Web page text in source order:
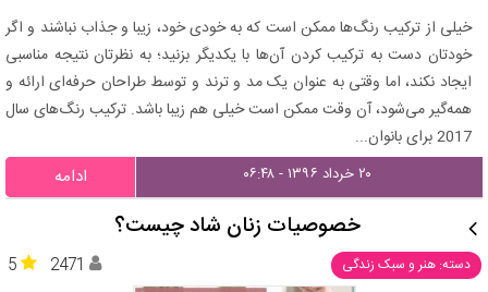
خیلی از ترکیب رنگ‌ها ممکن است که به خودی خود، زیبا و جذاب نباشند و اگر
خودتان دست به ترکیب کردن آن‌ها با یکدیگر بزنید؛ به نظرتان نتیجه مناسبی
ایجاد نکند، اما وقتی به عنوان یک مد و ترند و توسط طراحان حرفه‌ای ارائه و
همه‌گیر می‌شود، آن وقت ممکن است خیلی هم زیبا باشد. ترکیب رنگ‌های سال
2017 برای بانوان...
۲۰ خرداد ۱۳۹۶ - ۰۶:۴۸ ادامه
خصوصیات زنان شاد چیست؟
دسته: هنر و سبک زندگی 5 2471